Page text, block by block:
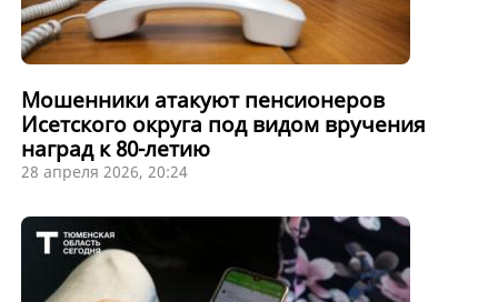
Мошенники атакуют пенсионеров
Исетского округа под видом вручения
наград к 80-летию
28 апреля 2026, 20:24